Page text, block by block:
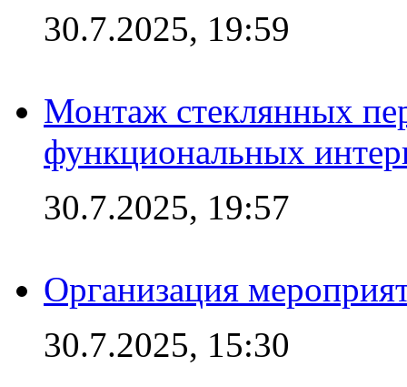
30.7.2025, 19:59
Монтаж стеклянных
функциональных
30.7.2025, 19:57
Организация
30.7.2025, 15:30